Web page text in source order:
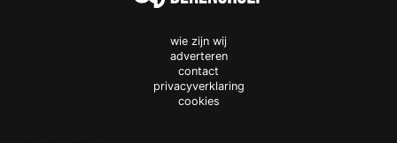
wie zijn wij
adverteren
contact
privacyverklaring
cookies